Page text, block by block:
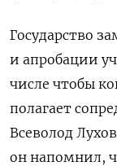
Государство
и апробации
числе чтобы
полагает
Всеволод
он напомнил,